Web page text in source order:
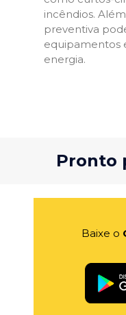
incêndios.
preventiva
equipamentos
energia.
Pronto
Baixe o